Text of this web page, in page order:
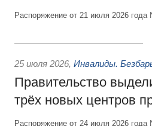
Распоряжение от 21 июля 2026
25 июля 2026, Инвалиды.
Правительство
трёх новых центров
Распоряжение от 24 июля 2026